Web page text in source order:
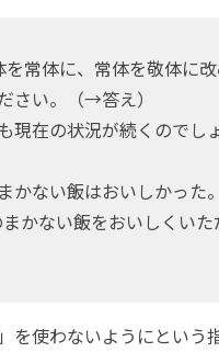
常体に、常体を敬体に改
さい。（→答え）
在の状況が続くのでし
ない飯はおいしかった
かない飯をおいしくい
を使わないようにという